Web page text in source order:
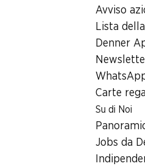
Avviso
Lista
Denner
Carte
Su di Noi
Jobs da
Prelievo di